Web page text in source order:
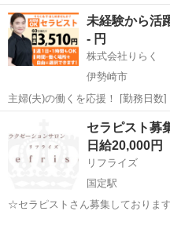
生、経験者、未経験者、大歓迎で
OK！ ☆募集職種 ・アロマセラピスト、エステティシャン ☆雇用形態
・アルバイト、業務委...
群馬 伊勢崎市 国定駅
未経験から活
- 円
株式会社りらく
伊勢崎市
主婦(夫)の働くを応援！ [勤務日数]： 週1日~
10:00~16:00/10:00~15:00/マッサージ
セラピスト募
日給20,000円
リフライズ
国定駅
☆セラピストさん募集しておりま